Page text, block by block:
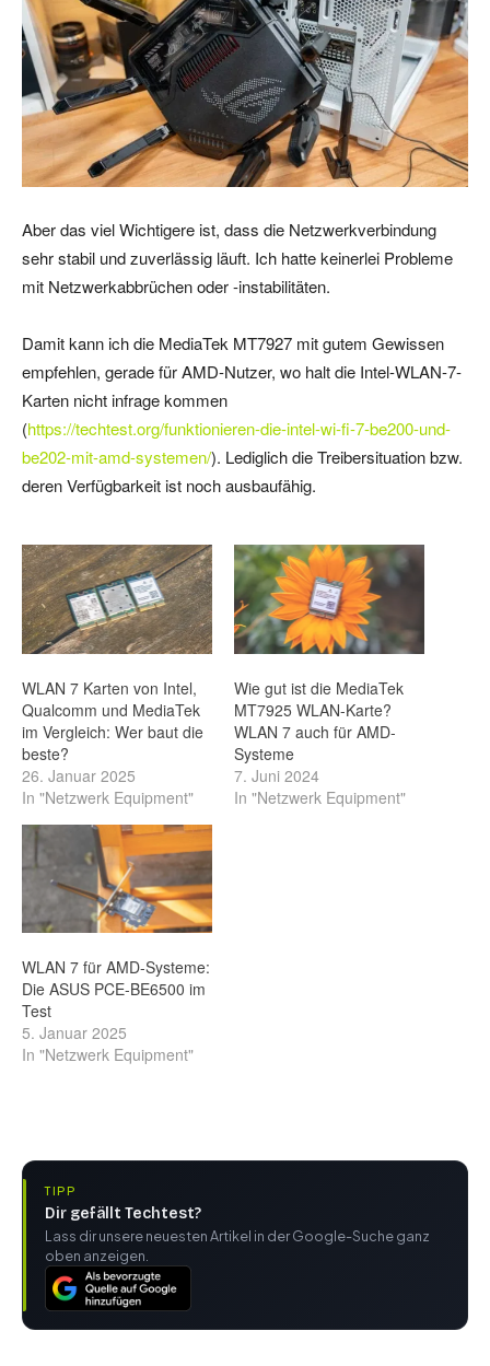
Aber das viel Wichtigere ist, dass die Netzwerkverbindung
sehr stabil und zuverlässig läuft. Ich hatte keinerlei Probleme
mit Netzwerkabbrüchen oder -instabilitäten.
Damit kann ich die MediaTek MT7927 mit gutem Gewissen
empfehlen, gerade für AMD-Nutzer, wo halt die Intel-WLAN-7-
Karten nicht infrage kommen
(https://techtest.org/funktionieren-die-intel-wi-fi-7-be200-und-
be202-mit-amd-systemen/). Lediglich die Treibersituation bzw.
deren Verfügbarkeit ist noch ausbaufähig.
WLAN 7 Karten von Intel,
Qualcomm und MediaTek
im Vergleich: Wer baut die
beste?
26. Januar 2025
In "Netzwerk Equipment"
Wie gut ist die MediaTek
MT7925 WLAN-Karte?
WLAN 7 auch für AMD-
Systeme
7. Juni 2024
In "Netzwerk Equipment"
WLAN 7 für AMD-Systeme:
Die ASUS PCE-BE6500 im
Test
5. Januar 2025
In "Netzwerk Equipment"
TIPP
Dir gefällt Techtest?
Lass dir unsere neuesten Artikel in der Google-Suche ganz
oben anzeigen.